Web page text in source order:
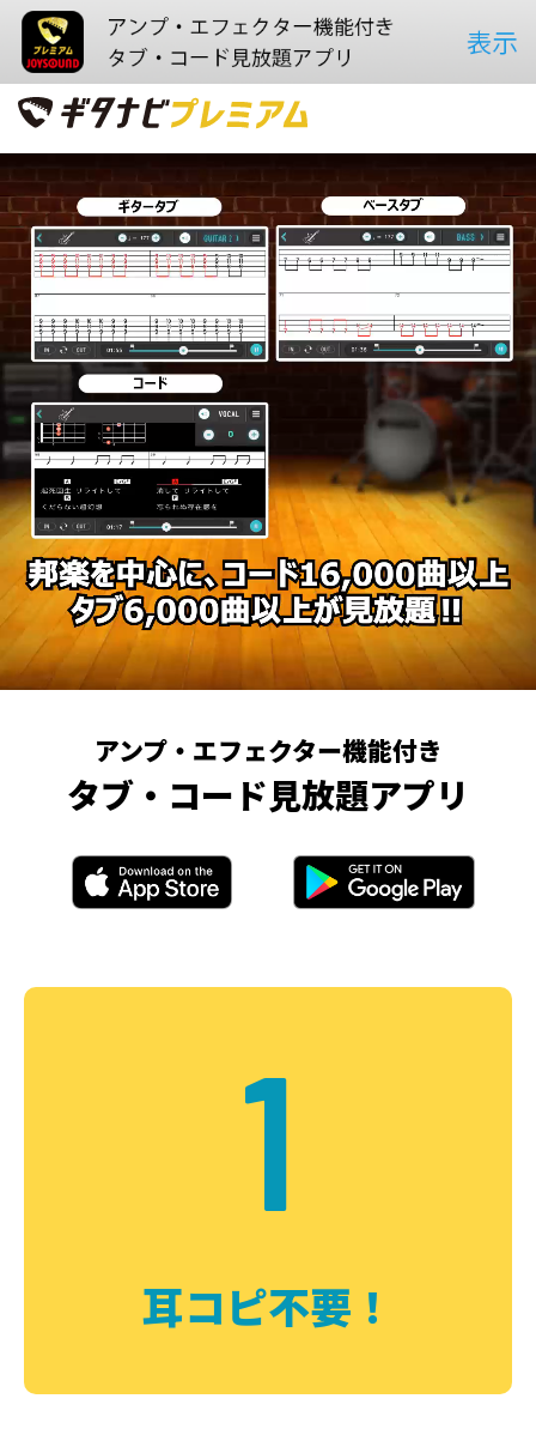
アンプ・エフェクター機能付き
タブ・コード見放題アプリ
1
耳コピ不要！